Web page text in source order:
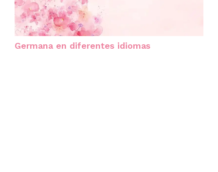
Germana en diferentes idiomas